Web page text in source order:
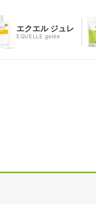
エクエル ジュレ
EQUELLE gelée